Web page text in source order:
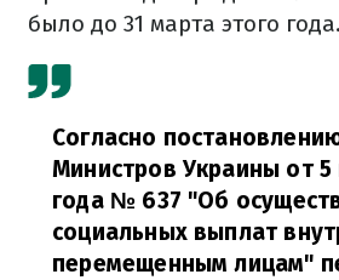
было до 31 марта этого года.
Согласно
Министров Украины от 5
года № 637 "Об
социальных выплат
перемещенным лицам"